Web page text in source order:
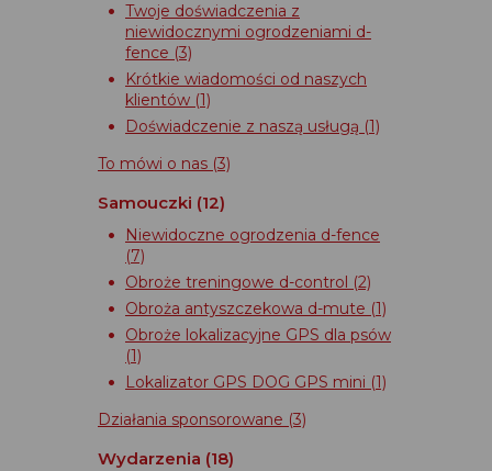
Twoje doświadczenia z
niewidocznymi ogrodzeniami d-
fence (3)
Krótkie wiadomości od naszych
klientów (1)
Doświadczenie z naszą usługą (1)
To mówi o nas (3)
Samouczki (12)
Niewidoczne ogrodzenia d-fence
(7)
Obroże treningowe d-control (2)
Obroża antyszczekowa d-mute (1)
Obroże lokalizacyjne GPS dla psów
(1)
Lokalizator GPS DOG GPS mini (1)
Działania sponsorowane (3)
Wydarzenia (18)